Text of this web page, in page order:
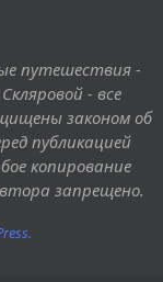
путешествия -
- все
законом об
публикацией
копирование
запрещено.